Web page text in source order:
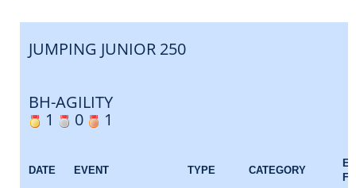
JUMPING JUNIOR 250
BH-AGILITY
1
0 1
DATE EVENT TYPE CATEGORY